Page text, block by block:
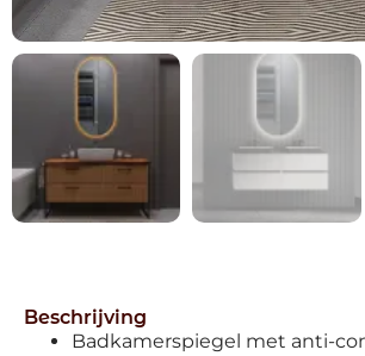
Beschrijving
Badkamerspiegel met anti-